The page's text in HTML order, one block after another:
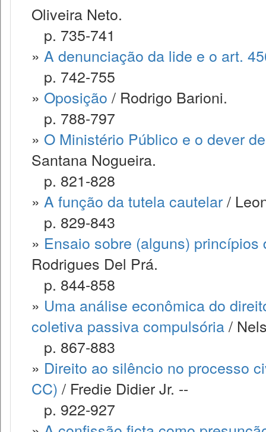
Oliveira Neto.
p. 735-741
» A denunciação da lide e o art.
p. 742-755
» Oposição / Rodrigo Barioni.
p. 788-797
» O Ministério Público e o dever
Santana Nogueira.
p. 821-828
» A função da tutela cautelar/
p. 829-843
» Ensaio sobre (alguns)
Rodrigues Del Prá.
p. 844-858
» Uma análise econômica do
coletiva passiva compulsória/
p. 867-883
» Direito ao silêncio no processo
CC) / Fredie Didier Jr. --
p. 922-927